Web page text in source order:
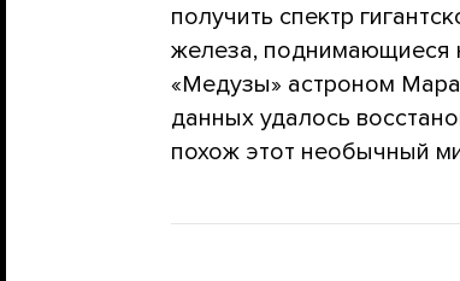
получить спектр
железа, поднимающиеся
«Медузы» астроном
данных удалось
похож этот необычный